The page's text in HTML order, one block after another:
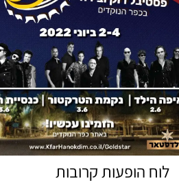
לוח הופעות קרובות